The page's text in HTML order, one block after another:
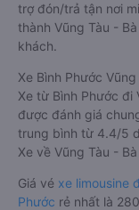
trợ đón/trả tận nơi
thành Vũng Tàu -
khách.
Xe Bình Phước
Xe từ Bình Phước đi
được đánh giá
trung bình từ 4.4/5
Xe về Vũng Tàu -
Giá vé xe limousine
Phước rẻ nhất là